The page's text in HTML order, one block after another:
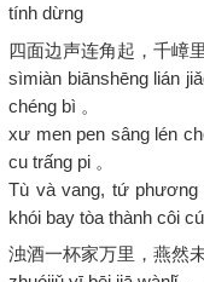
tính dừng
四面边声连角起，千嶂
sìmiàn biānshēng lián
chéng bì 。
xư men pen sâng lén
cu trấng pi 。
Tù và vang, tứ phương
khói bay tòa thành côi
浊酒一杯家万里，燕然